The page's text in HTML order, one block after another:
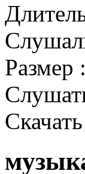
Размер :